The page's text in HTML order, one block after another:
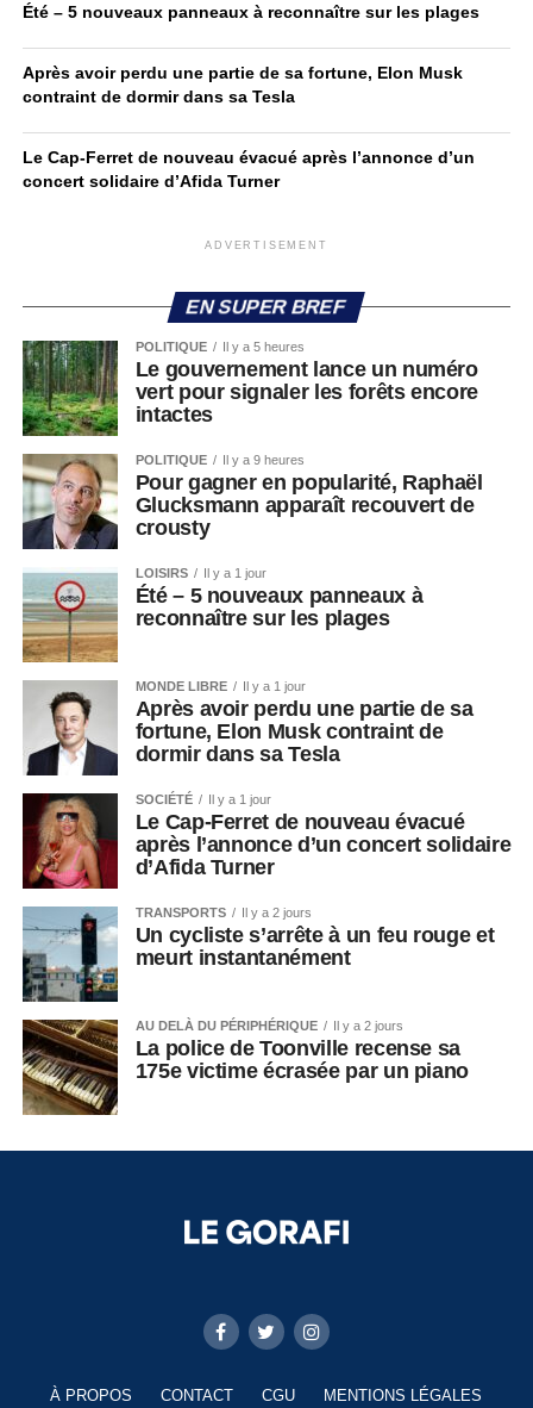
Été – 5 nouveaux panneaux à reconnaître sur les plages
Après avoir perdu une partie de sa fortune, Elon Musk
contraint de dormir dans sa Tesla
Le Cap-Ferret de nouveau évacué après l’annonce d’un
concert solidaire d’Afida Turner
ADVERTISEMENT
EN SUPER BREF
POLITIQUE Il y a 5 heures
Le gouvernement lance un numéro
vert pour signaler les forêts encore
intactes
POLITIQUE Il y a 9 heures
Pour gagner en popularité, Raphaël
Glucksmann apparaît recouvert de
crousty
LOISIRS Il y a 1 jour
Été – 5 nouveaux panneaux à
reconnaître sur les plages
MONDE LIBRE Il y a 1 jour
Après avoir perdu une partie de sa
fortune, Elon Musk contraint de
dormir dans sa Tesla
SOCIÉTÉ Il y a 1 jour
Le Cap-Ferret de nouveau évacué
après l’annonce d’un concert solidaire
d’Afida Turner
TRANSPORTS Il y a 2 jours
Un cycliste s’arrête à un feu rouge et
meurt instantanément
AU DELÀ DU PÉRIPHÉRIQUE Il y a 2 jours
La police de Toonville recense sa
175e victime écrasée par un piano
À PROPOS CONTACT CGU MENTIONS LÉGALES